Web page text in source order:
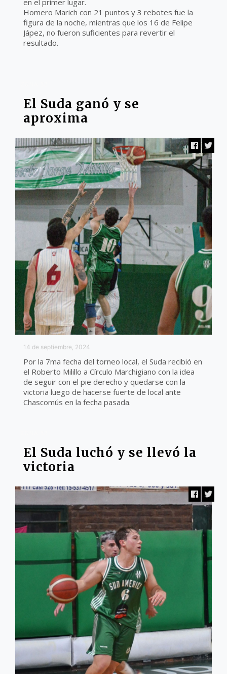
en el primer lugar.
Homero Marich con 21 puntos y 3 rebotes fue la
figura de la noche, mientras que los 16 de Felipe
Jápez, no fueron suficientes para revertir el
resultado.
El Suda ganó y se
aproxima
14 de septiembre, 2024
Por la 7ma fecha del torneo local, el Suda recibió en
el Roberto Milillo a Círculo Marchigiano con la idea
de seguir con el pie derecho y quedarse con la
victoria luego de hacerse fuerte de local ante
Chascomús en la fecha pasada.
El Suda luchó y se llevó la
victoria